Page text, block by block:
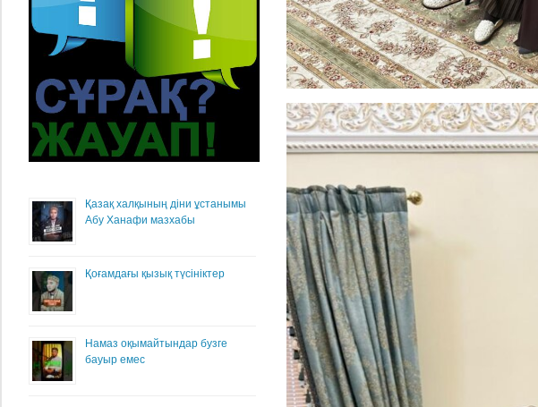
Қазақ халқының діни ұстанымы
Абу Ханафи мазхабы
Қоғамдағы қызық түсініктер
Намаз оқымайтындар бузге
бауыр емес